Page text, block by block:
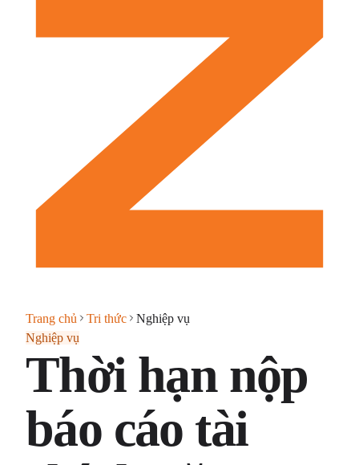
Trang chủ Tri thức
Nghiệp vụ
Nghiệp vụ
Thời hạn nộp
báo cáo tài